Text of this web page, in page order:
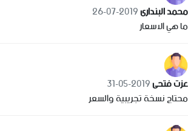
محمد البندارى2019-07-26
ما هي الاسعار
عزت فتحى2019-05-31
محتاج نسخة تجريبية والسعر